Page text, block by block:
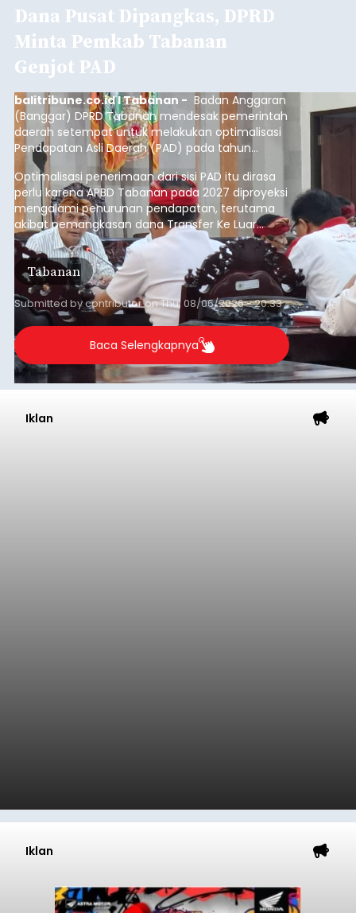
Dana Pusat Dipangkas, DPRD
Minta Pemkab Tabanan
Genjot PAD
balitribune.co.id I Tabanan - Badan Anggaran
(Banggar) DPRD Tabanan mendesak pemerintah
daerah setempat untuk melakukan optimalisasi
Pendapatan Asli Daerah (PAD) pada tahun
anggaran 2027.
Optimalisasi penerimaan dari sisi PAD itu dirasa
perlu karena APBD Tabanan pada 2027 diproyeksi
mengalami penurunan pendapatan, terutama
akibat pemangkasan dana Transfer Ke Luar
Daerah (TKD) dari pemerintah pusat.
Tabanan
Submitted bycontributoronThu, 08/06/2026 - 20:33
Baca Selengkapnya
Iklan
Iklan